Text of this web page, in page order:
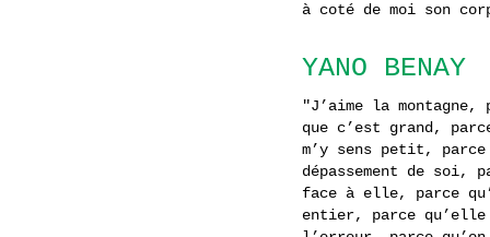
à coté de moi son
YANO BENAY
"J’aime la
que c’est grand,
m’y sens petit, parce
dépassement de soi,
face à elle, parce
entier, parce qu’elle